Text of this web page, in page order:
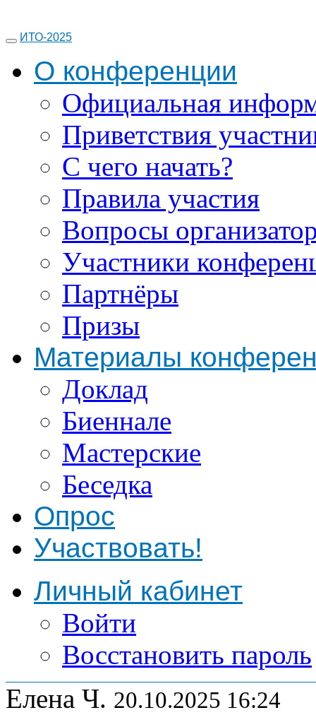
ИТО-2025
О конференции
Официальная
Приветствия
С чего начать?
Правила участия
Вопросы
Участники
Партнёры
Призы
Материалы
Доклад
Биеннале
Мастерские
Беседка
Опрос
Участвовать!
Личный кабинет
Войти
Восстановить пароль
Елена Ч. 20.10.2025 16:24